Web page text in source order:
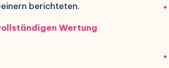
berichteten.
Wertung